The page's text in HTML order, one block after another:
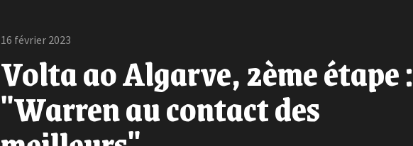
16 février 2023
Volta ao Algarve, 2ème étape :
"Warren au contact des